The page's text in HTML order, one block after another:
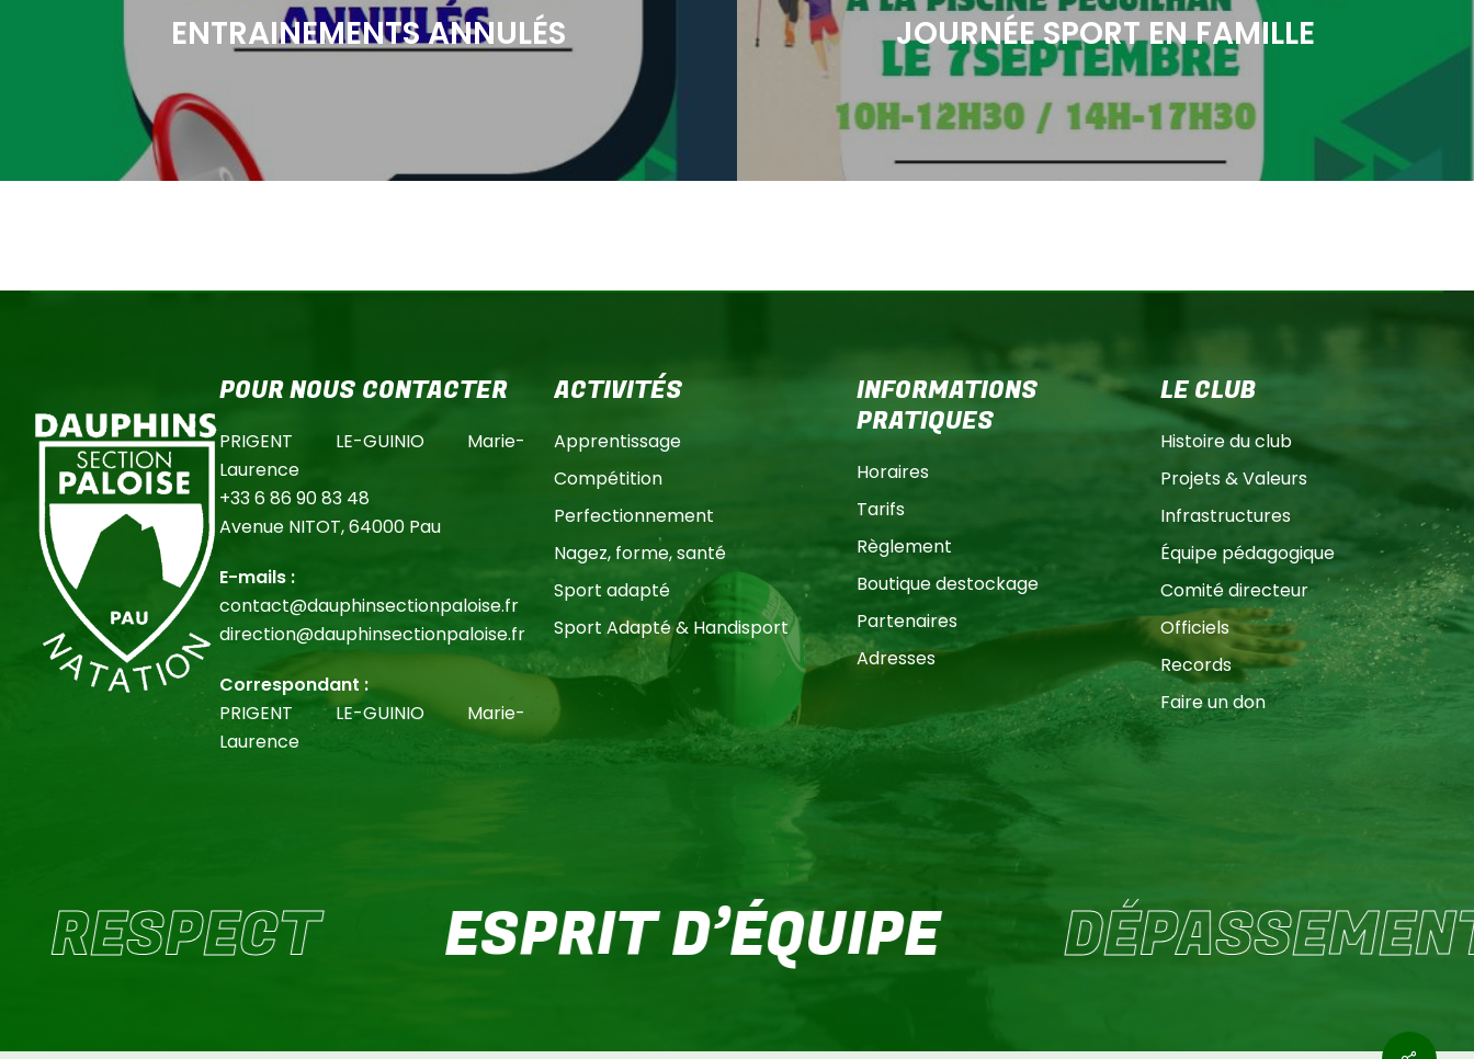
Voir le panier Commander
ENTRAINEMENTS ANNULÉS JOURNÉE SPORT EN FAMILLE
POUR NOUS CONTACTER
PRIGENT LE-GUINIO Marie-
Laurence
+33 6 86 90 83 48
Avenue NITOT, 64000 Pau
E-mails :
contact@dauphinsectionpaloise.fr
direction@dauphinsectionpaloise.fr
Correspondant :
PRIGENT LE-GUINIO Marie-
Laurence
ESPRIT D’ÉQUIPE DÉPASSEMENT
ACTIVITÉS
Apprentissage
Compétition
Perfectionnement
Nagez, forme, santé
Sport adapté
Sport Adapté & Handisport
INFORMATIONS
PRATIQUES
Horaires
Tarifs
Règlement
Boutique destockage
Partenaires
Adresses
LE CLUB
Histoire du club
Projets & Valeurs
Infrastructures
Équipe pédagogique
Comité directeur
Officiels
Records
Faire un don